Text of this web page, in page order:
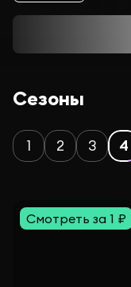
Сезоны
1 2 3 4
Смотреть за 1 ₽